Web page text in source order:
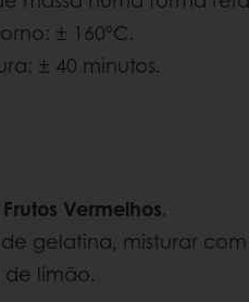
± 160ºC.
± 40 minutos.
Vermelhos.
gelatina, misturar
limão.